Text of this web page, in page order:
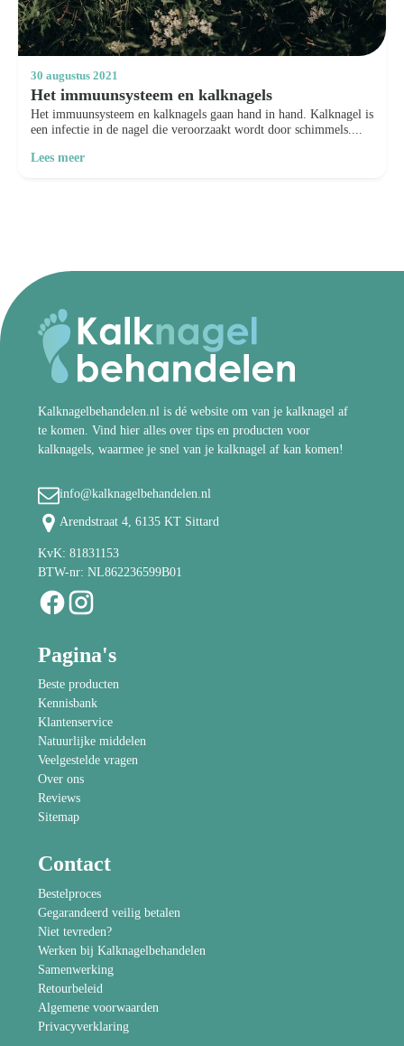
30 augustus 2021
Het immuunsysteem en kalknagels
Het immuunsysteem en kalknagels gaan hand in hand. Kalknagel is
een infectie in de nagel die veroorzaakt wordt door schimmels....
Lees meer
Kalknagelbehandelen.nl is dé website om van je kalknagel af
te komen. Vind hier alles over tips en producten voor
kalknagels, waarmee je snel van je kalknagel af kan komen!
info@kalknagelbehandelen.nl
Arendstraat 4, 6135 KT Sittard
KvK: 81831153
BTW-nr: NL862236599B01
Pagina's
Beste producten
Kennisbank
Klantenservice
Natuurlijke middelen
Veelgestelde vragen
Over ons
Reviews
Sitemap
Contact
Bestelproces
Gegarandeerd veilig betalen
Niet tevreden?
Werken bij Kalknagelbehandelen
Samenwerking
Retourbeleid
Algemene voorwaarden
Privacyverklaring